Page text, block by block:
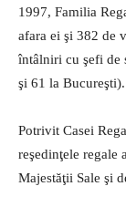
1997, Familia
afara ei şi 382 de
întâlniri cu şefi de
şi 61 la Bucureşti).
Potrivit Casei
reşedinţele regale
Majestăţii Sale şi